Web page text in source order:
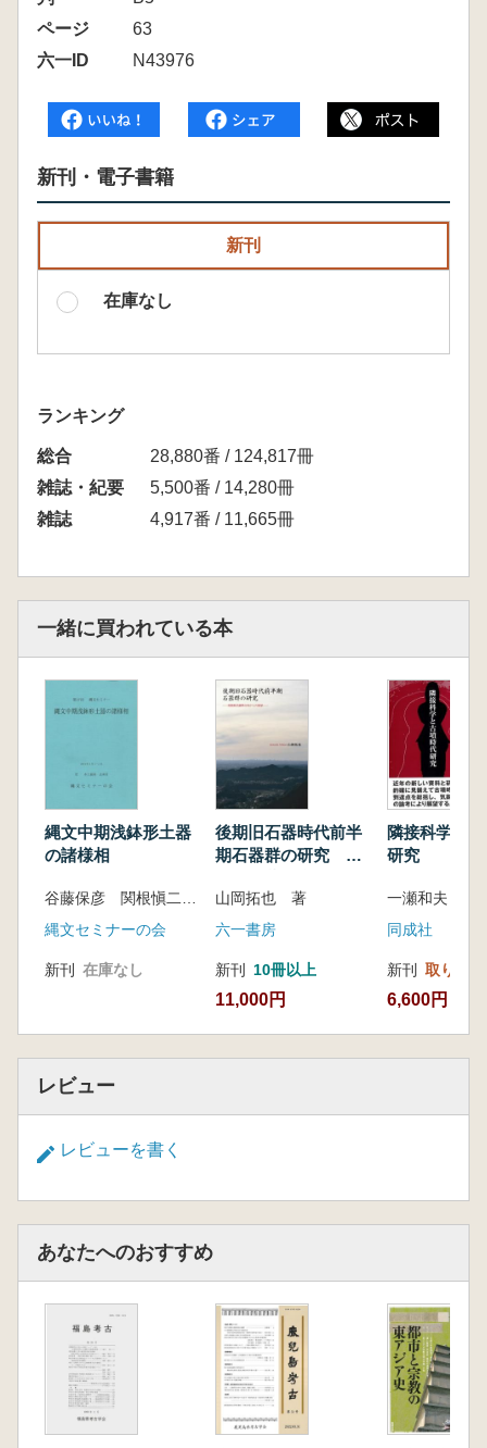
ページ
63
六一ID
N43976
新刊・電子書籍
新刊
在庫なし
ランキング
総合
28,880番 / 124,817冊
雑誌・紀要
5,500番 / 14,280冊
雑誌
4,917番 / 11,665冊
一緒に買われている本
縄文中期浅鉢形土器
の諸様相
谷藤保彦 関根愼二 編
縄文セミナーの会
新刊 在庫なし
後期旧石器時代前半
期石器群の研究 南
の展望
山岡拓也 著
六一書房
新刊 10冊以上
11,000円
隣接科学と
研究
同成社
新刊 取り寄せ
6,600円
レビュー
レビューを書く
あなたへのおすすめ